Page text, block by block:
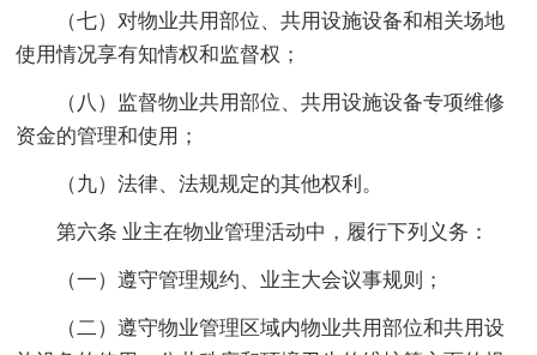
（七）对物业共用部位、共用设施设备和相关场地
使用情况享有知情权和监督权；
（八）监督物业共用部位、共用设施设备专项维修
资金的管理和使用；
（九）法律、法规规定的其他权利。
第六条 业主在物业管理活动中，履行下列义务：
（一）遵守管理规约、业主大会议事规则；
（二）遵守物业管理区域内物业共用部位和共用设